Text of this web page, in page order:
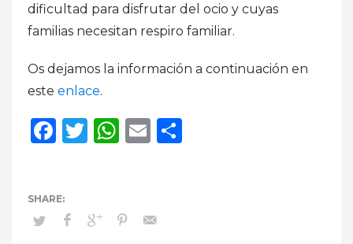
dificultad para disfrutar del ocio y cuyas
familias necesitan respiro familiar.
Os dejamos la información a continuación en
este enlace.
Facebook
Twitter
WhatsApp
Email